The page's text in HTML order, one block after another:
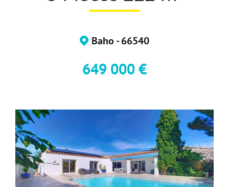
Baho - 66540
649 000 €